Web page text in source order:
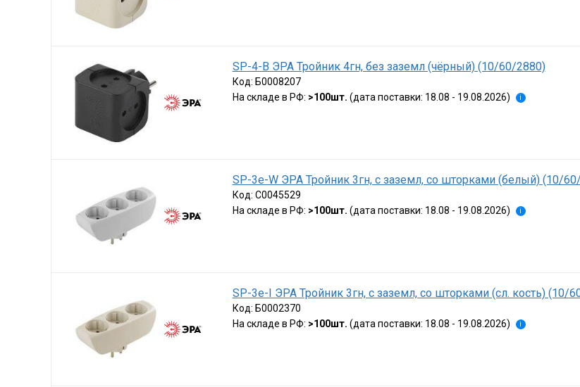
SP-4-B ЭРА Тройник 4гн, без заземл (чёрный) (10/60/2880)
Код: Б0008207
На складе в РФ: >100шт. (дата поставки: 18.08 - 19.08.2026) i
SP-3e-W ЭРА Тройник 3гн, c заземл, со шторками (белый) (10/
Код: C0045529
На складе в РФ: >100шт. (дата поставки: 18.08 - 19.08.2026) i
SP-3e-I ЭРА Тройник 3гн, c заземл, со шторками (сл. кость) (10/
Код: Б0002370
На складе в РФ: >100шт. (дата поставки: 18.08 - 19.08.2026) i